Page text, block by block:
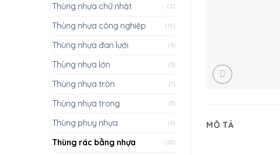
Thùng nhựa chữ nhật (2)
Thùng nhựa công nghiệp (15)
Thùng nhựa đan lưới (4)
Thùng nhựa lớn (3)
Thùng nhựa tròn (1)
Thùng nhựa trong (3)
Thùng phuy nhựa (6)
Thùng rác bằng nhựa (28)
MÔ TẢ